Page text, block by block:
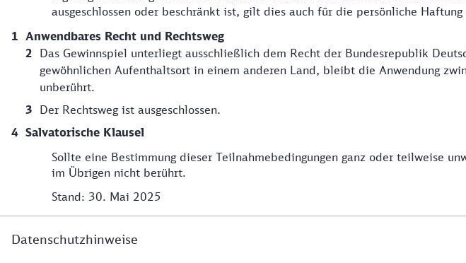
ausgeschlossen oder beschränkt ist, gilt dies auch für die persönliche
Anwendbares Recht und Rechtsweg
Das Gewinnspiel unterliegt ausschließlich dem Recht der Bundesrepublik
gewöhnlichen Aufenthaltsort in einem anderen Land, bleibt die Anwendung
unberührt.
Der Rechtsweg ist ausgeschlossen.
Salvatorische Klausel
Sollte eine Bestimmung dieser Teilnahmebedingungen ganz oder teilweise
im Übrigen nicht berührt.
Stand: 30. Mai 2025
Datenschutzhinweise